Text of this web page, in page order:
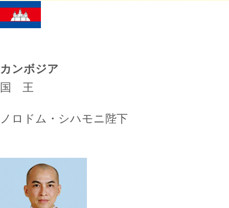
カンボジア
国 王
ノロドム・シハモニ陛下